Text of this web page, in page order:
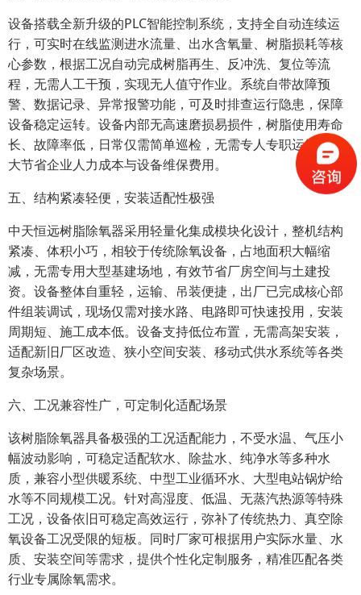
设备搭载全新升级的PLC智能控制系统，支持全自动连续运
行，可实时在线监测进水流量、出水含氧量、树脂损耗等核
心参数，根据工况自动完成树脂再生、反冲洗、复位等流
程，无需人工干预，实现无人值守作业。系统自带故障预
警、数据记录、异常报警功能，可及时排查运行隐患，保障
设备稳定运转。设备内部无高速磨损易损件，树脂使用寿命
长、故障率低，日常仅需简单巡检，无需专人专职运维，极
大节省企业人力成本与设备维保费用。
五、结构紧凑轻便，安装适配性极强
中天恒远树脂除氧器采用轻量化集成模块化设计，整机结构
紧凑、体积小巧，相较于传统除氧设备，占地面积大幅缩
减，无需专用大型基建场地，有效节省厂房空间与土建投
资。设备整体自重轻，运输、吊装便捷，出厂已完成核心部
件组装调试，现场仅需对接水路、电路即可快速投用，安装
周期短、施工成本低。设备支持低位布置，无需高架安装，
适配新旧厂区改造、狭小空间安装、移动式供水系统等各类
复杂场景。
六、工况兼容性广，可定制化适配场景
该树脂除氧器具备极强的工况适配能力，不受水温、气压小
幅波动影响，可稳定适配软水、除盐水、纯净水等多种水
质，兼容小型供暖系统、中型工业循环水、大型电站锅炉给
水等不同规模工况。针对高湿度、低温、无蒸汽热源等特殊
工况，设备依旧可稳定高效运行，弥补了传统热力、真空除
氧设备工况受限的短板。同时厂家可根据用户实际水量、水
质、安装空间等需求，提供个性化定制服务，精准匹配各类
行业专属除氧需求。